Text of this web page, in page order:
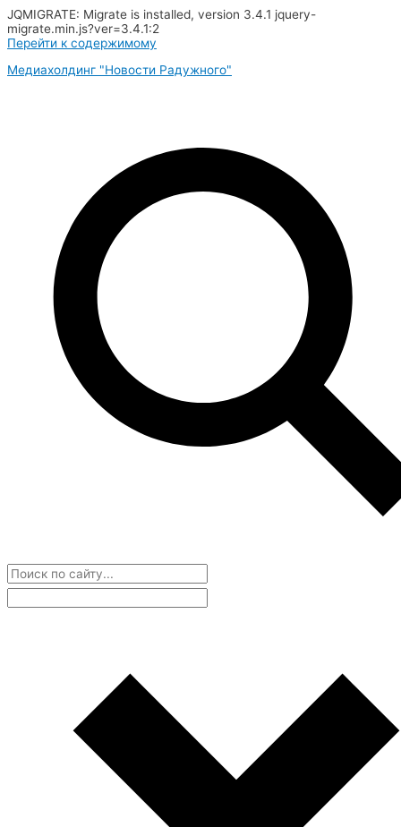
JQMIGRATE: Migrate is installed, version 3.4.1 jquery-
migrate.min.js?ver=3.4.1:2
Перейти к содержимому
Медиахолдинг "Новости Радужного"